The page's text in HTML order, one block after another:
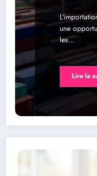
une
les…
Lire la